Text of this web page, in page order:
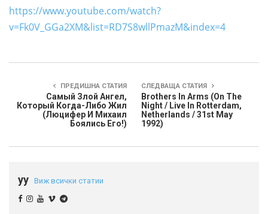
https://www.youtube.com/watch?
v=Fk0V_GGa2XM&list=RD7S8wllPmazM&index=4
ПРЕДИШНА СТАТИЯ
Самый Злой Ангел,
Который Когда-Либо Жил
(Люцифер И Михаил
Боялись Его!)
СЛЕДВАЩА СТАТИЯ
Brothers In Arms (On The
Night / Live In Rotterdam,
Netherlands / 31st May
1992)
yy Виж всички статии